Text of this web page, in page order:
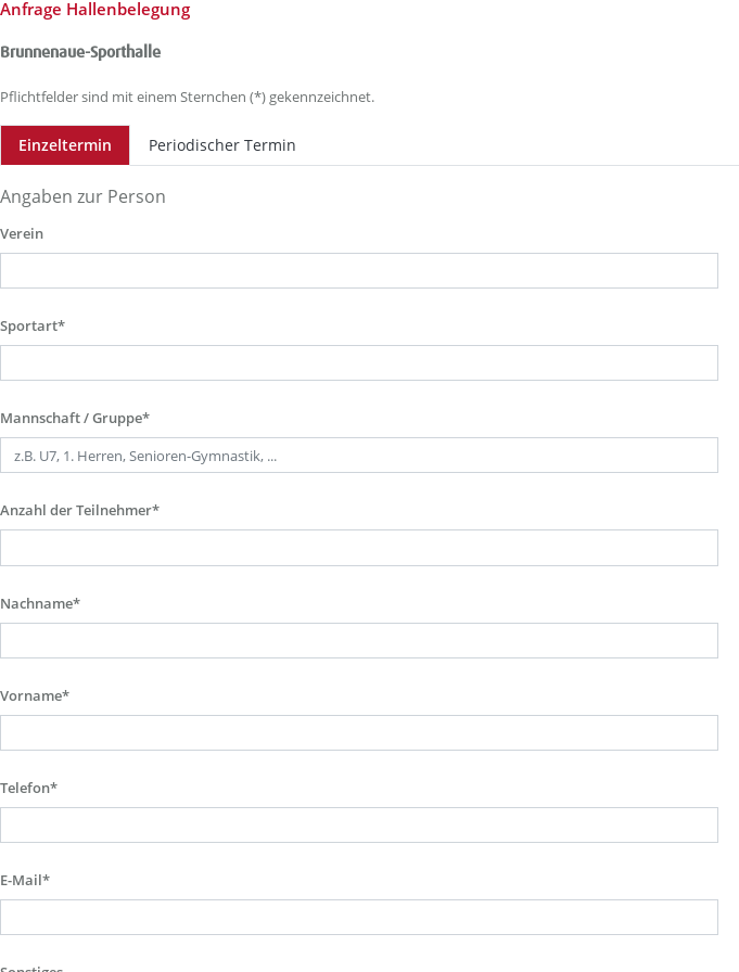
Anfrage Hallenbelegung
Brunnenaue-Sporthalle
Pflichtfelder sind mit einem Sternchen (*) gekennzeichnet.
Einzeltermin Periodischer Termin
Angaben zur Person
Verein
Sportart*
Mannschaft / Gruppe*
Anzahl der Teilnehmer*
Nachname*
Vorname*
Telefon*
E-Mail*